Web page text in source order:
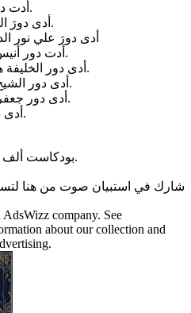
أدت دورَ شهرزاد: أروى الخواجا.
أدى دورَ السلطان الزيني: بشر نجار.
أدى دورَ علي نور
أدت دور أنيس الجليس: ضحى حيفاوي.
أدى دور الخليفة هارون الرشيد: عمر زكريا.
أدى دور الشيخ إبراهيم: محمد السعدني.
أدى دور جعفر البرمكي: معتز الشاذلي.
أدى دورَ الراوي: حُسام ياسين.
بودكاست ألف ليلة وليلة من إنتاج صوت.
شارك في استبيان صوت من هنا
company. See
about our collection and